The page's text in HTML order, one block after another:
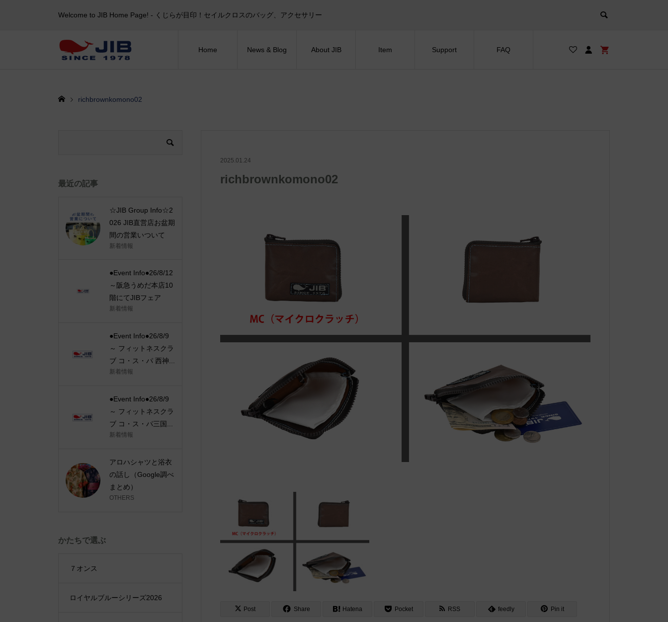
Welcome to JIB Home Page! ‐ くじらが目印！セイルクロスのバッグ、アクセサリー
Home News & Blog About JIB Item Support FAQ
richbrownkomono02
2025.01.24
richbrownkomono02
Post Share Hatena Pocket RSS feedly Pin it
最近の記事
☆JIB Group Info☆2
026 JIB直営店お盆期
間の営業いついて
新着情報
●Event Info●26/8/12
～阪急うめだ本店10
階にてJIBフェア
新着情報
●Event Info●26/8/9
～ フィットネスクラ
ブ コ・ス・パ 西神...
新着情報
●Event Info●26/8/9
～ フィットネスクラ
ブ コ・ス・パ三国...
新着情報
アロハシャツと浴衣
の話し（Google調べ
まとめ）
OTHERS
かたちで選ぶ
７オンス
ロイヤルブルーシリーズ2026